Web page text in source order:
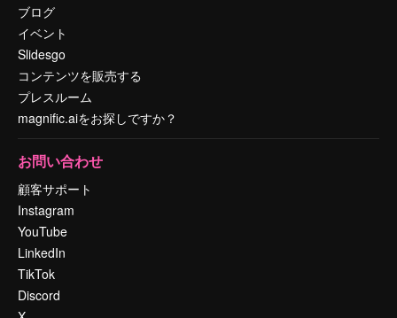
ブログ
イベント
Slidesgo
コンテンツを販売する
プレスルーム
magnific.aiをお探しですか？
お問い合わせ
顧客サポート
Instagram
YouTube
LinkedIn
TikTok
Discord